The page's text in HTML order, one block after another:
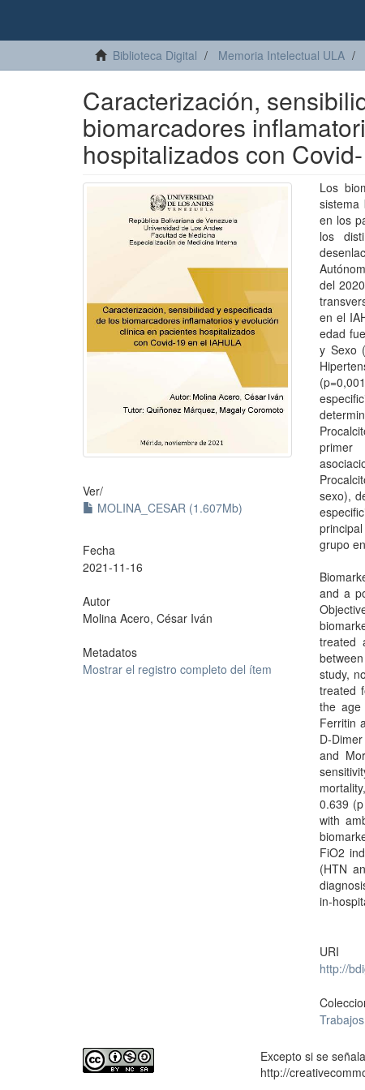
Biblioteca Digital Memoria Intelectual ULA
Caracterización,
biomarcadores
hospitalizados con
Ver/
MOLINA_CESAR (1.607Mb)
Fecha
2021-11-16
Autor
Molina Acero, César Iván
Metadatos
Mostrar el registro completo del ítem
Los
sistema
en los
los
del
en el
edad
y Sexo
primer
sexo),
grupo
and a
treated
study,
treated
the age
Ferritin
D-
and
0.639
with
FiO2
(HTN
in-
URI
http://
Excepto si se
http://